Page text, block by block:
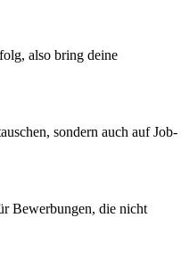
also bring deine
sondern auch auf Job-
Bewerbungen, die nicht